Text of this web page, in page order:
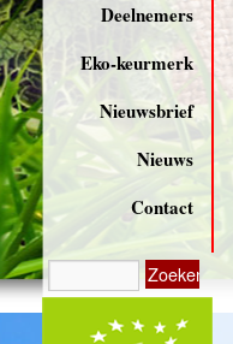
Deelnemers
Eko-keurmerk
Nieuwsbrief
Nieuws
Contact